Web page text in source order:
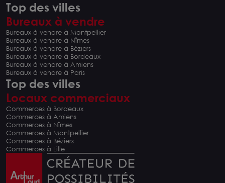
Top des villes
Bureaux à vendre
Bureaux à vendre à Montpellier
Bureaux à vendre à Nîmes
Bureaux à vendre à Béziers
Bureaux à vendre à Bordeaux
Bureaux à vendre à Amiens
Bureaux à vendre à Paris
Top des villes
Locaux commerciaux
Commerces à Bordeaux
Commerces à Amiens
Commerces à Nîmes
Commerces à Montpellier
Commerces à Béziers
Commerces à Lille